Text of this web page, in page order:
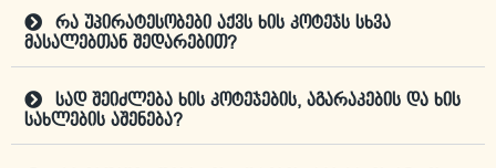
რა უპირატესობები აქვს ხის კოტეჯს სხვა
მასალებთან შედარებით?
სად შეიძლება ხის კოტეჯების, აგარაკების და ხის
სახლების აშენება?